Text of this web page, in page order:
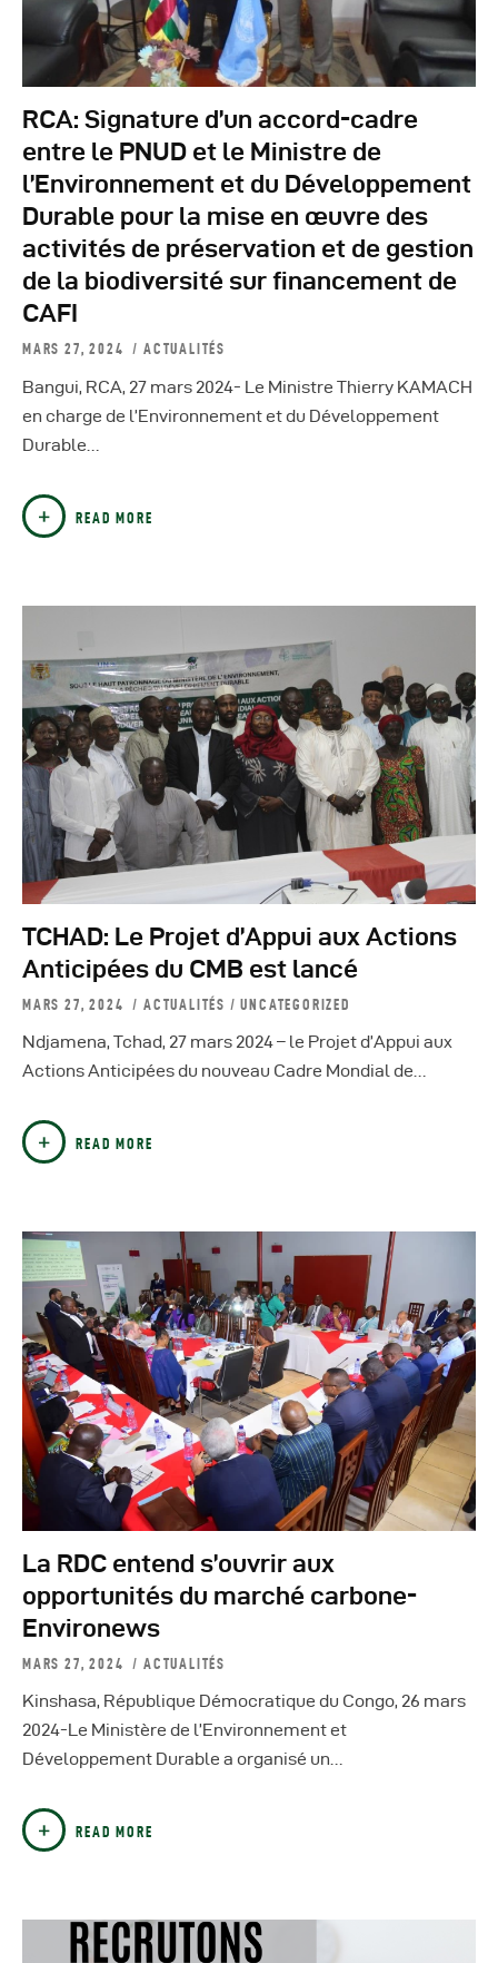
RCA: Signature d’un accord-cadre
entre le PNUD et le Ministre de
l’Environnement et du Développement
Durable pour la mise en œuvre des
activités de préservation et de gestion
de la biodiversité sur financement de
CAFI
MARS 27, 2024 ACTUALITÉS
Bangui, RCA, 27 mars 2024- Le Ministre Thierry KAMACH
en charge de l’Environnement et du Développement
Durable…
READ MORE
TCHAD: Le Projet d’Appui aux Actions
Anticipées du CMB est lancé
MARS 27, 2024 ACTUALITÉS /UNCATEGORIZED
Ndjamena, Tchad, 27 mars 2024 – le Projet d’Appui aux
Actions Anticipées du nouveau Cadre Mondial de…
READ MORE
La RDC entend s’ouvrir aux
opportunités du marché carbone-
Environews
MARS 27, 2024 ACTUALITÉS
Kinshasa, République Démocratique du Congo, 26 mars
2024-Le Ministère de l’Environnement et
Développement Durable a organisé un…
READ MORE